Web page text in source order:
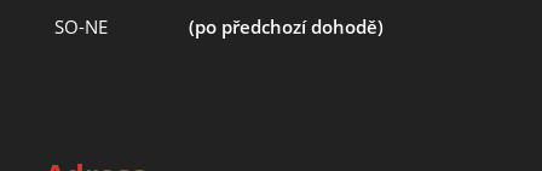
SO-NE (po předchozí dohodě)